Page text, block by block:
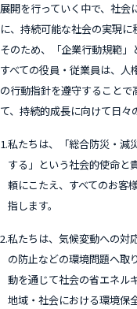
展開を行っていく中で、社会
に、持続可能な社会の実現に
そのため、「企業行動規範」
すべての役員・従業員は、人
の行動指針を遵守すること
て、持続的成長に向けて日々
1.私たちは、「総合防災・減
する」という社会的使命と
頼にこたえ、すべてのお客
指します。
2.私たちは、気候変動への対
の防止などの環境問題へ取
動を通じて社会の省エネル
地域・社会における環境保